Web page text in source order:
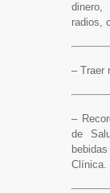
dinero,
radios,
– Traer
–
de
Clínica.